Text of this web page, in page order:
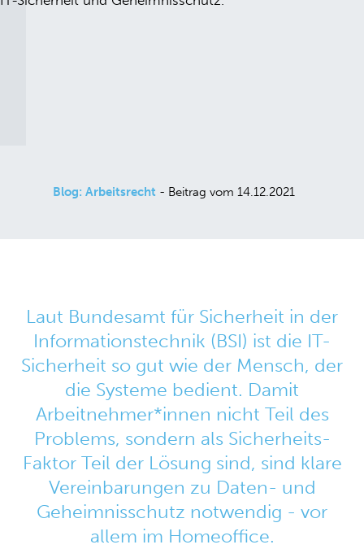
Blog: Arbeitsrecht - Beitrag vom 14.12.2021
Laut Bundesamt für Sicherheit in der
Informationstechnik (BSI) ist die IT-
Sicherheit so gut wie der Mensch, der
die Systeme bedient. Damit
Arbeitnehmer*innen nicht Teil des
Problems, sondern als Sicherheits-
Faktor Teil der Lösung sind, sind klare
Vereinbarungen zu Daten- und
Geheimnisschutz notwendig - vor
allem im Homeoffice.